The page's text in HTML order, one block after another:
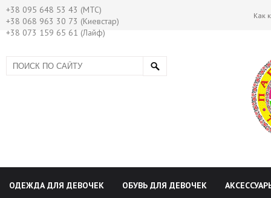
+38 095 648 53 43 (МТС)
+38 068 963 30 73 (Киевстар)
+38 073 159 65 61 (Лайф)
Как
ОДЕЖДА ДЛЯ ДЕВОЧЕК ОБУВЬ ДЛЯ ДЕВОЧЕК